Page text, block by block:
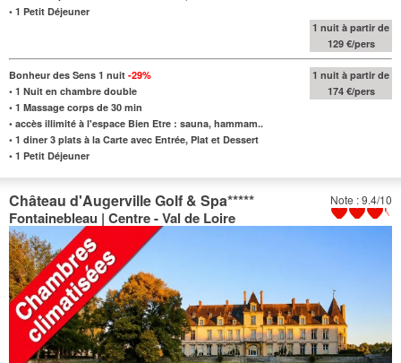
• 1 Petit Déjeuner
1 nuit à partir de
129 €/pers
Bonheur des Sens 1 nuit -29%
• 1 Nuit en chambre double
• 1 Massage corps de 30 min
• accès illimité à l'espace Bien Etre : sauna, hammam..
• 1 diner 3 plats à la Carte avec Entrée, Plat et Dessert
• 1 Petit Déjeuner
1 nuit à partir de
174 €/pers
Note : 9.4/10
Château d'Augerville Golf & Spa*****
Fontainebleau | Centre - Val de Loire